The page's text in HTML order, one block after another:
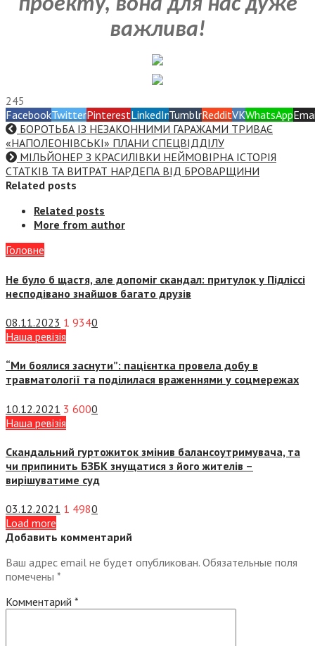
проекту, вона для нас дуже
важлива!
245
FacebookTwitterPinterestLinkedInTumblrRedditVKWhatsApp
БОРОТЬБА ІЗ НЕЗАКОННИМИ ГАРАЖАМИ ТРИВАЄ
«НАПОЛЕОНІВСЬКІ» ПЛАНИ СПЕЦВІДДІЛУ
МІЛЬЙОНЕР З КРАСИЛІВКИ НЕЙМОВІРНА ІСТОРІЯ
СТАТКІВ ТА ВИТРАТ НАРДЕПА ВІД БРОВАРЩИНИ
Related posts
Related posts
More from author
Головне
Не було б щастя, але допоміг скандал: притулок у Підліссі
несподівано знайшов багато друзів
08.11.2023 1 9340
Наша ревізія
“Ми боялися заснути”: пацієнтка провела добу в
травматології та поділилася враженнями у соцмережах
10.12.2021 3 6000
Наша ревізія
Скандальний гуртожиток змінив балансоутримувача, та
чи припинить БЗБК знущатися з його жителів –
вирішуватиме суд
03.12.2021 1 4980
Load more
Добавить комментарий
Ваш адрес email не будет опубликован. Обязательные поля
помечены *
Комментарий *